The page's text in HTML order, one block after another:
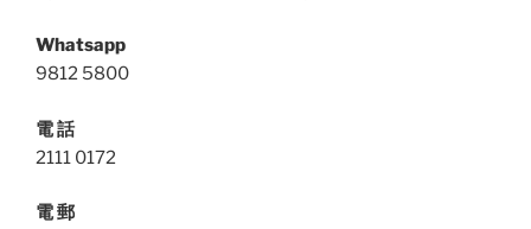
Whatsapp
9812 5800
電 話
2111 0172
電 郵